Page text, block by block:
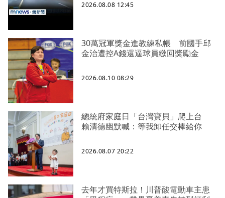
2026.08.08 12:45
30萬冠軍獎金進教練私帳 前國手邱
金治遭控A錢還逼球員繳回獎勵金
2026.08.10 08:29
總統府家庭日「台灣寶貝」爬上台
賴清德幽默喊：等我卸任交棒給你
2026.08.07 20:22
去年才買特斯拉！川普酸電動車主患